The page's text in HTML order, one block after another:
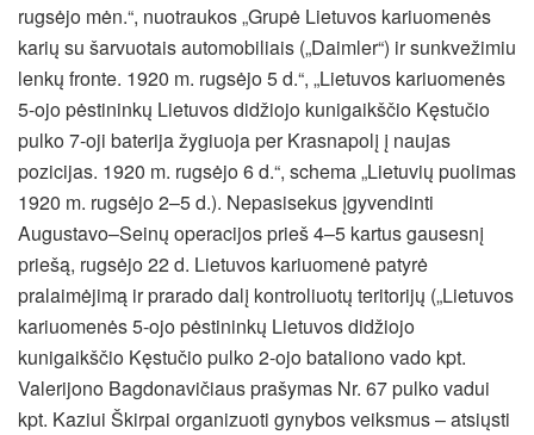
rugsėjo mėn.“, nuotraukos „Grupė Lietuvos kariuomenės
karių su šarvuotais automobiliais („Daimler“) ir sunkvežimiu
lenkų fronte. 1920 m. rugsėjo 5 d.“, „Lietuvos kariuomenės
5-ojo pėstininkų Lietuvos didžiojo kunigaikščio Kęstučio
pulko 7-oji baterija žygiuoja per Krasnapolį į naujas
pozicijas. 1920 m. rugsėjo 6 d.“, schema „Lietuvių puolimas
1920 m. rugsėjo 2–5 d.). Nepasisekus įgyvendinti
Augustavo–Seinų operacijos prieš 4–5 kartus gausesnį
priešą, rugsėjo 22 d. Lietuvos kariuomenė patyrė
pralaimėjimą ir prarado dalį kontroliuotų teritorijų („Lietuvos
kariuomenės 5-ojo pėstininkų Lietuvos didžiojo
kunigaikščio Kęstučio pulko 2-ojo bataliono vado kpt.
Valerijono Bagdonavičiaus prašymas Nr. 67 pulko vadui
kpt. Kaziui Škirpai organizuoti gynybos veiksmus – atsiųsti